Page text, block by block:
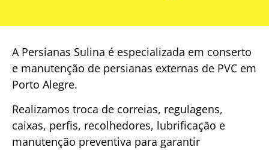
A Persianas Sulina é especializada em conserto
e manutenção de persianas externas de PVC em
Porto Alegre.
Realizamos troca de correias, regulagens,
caixas, perfis, recolhedores, lubrificação e
manutenção preventiva para garantir